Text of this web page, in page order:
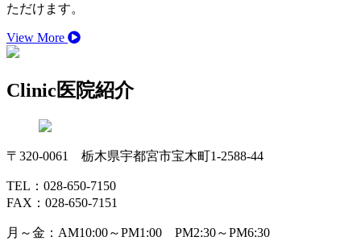
ただけます。
View More
Clinic医院紹介
〒320-0061 栃木県宇都宮市宝木町1-2588-44
TEL：028-650-7150
FAX：028-650-7151
月～金：AM10:00～PM1:00 PM2:30～PM6:30